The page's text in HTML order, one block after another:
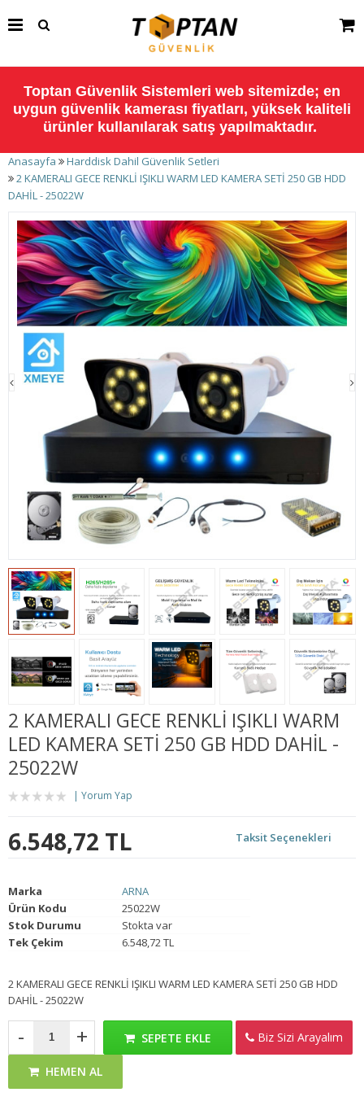
Toptan Güvenlik Sistemleri web sitemizde; en
uygun güvenlik kamerası fiyatları, yüksek kaliteli
ürünler kullanılarak satış yapılmaktadır.
Anasayfa
Harddisk Dahil Güvenlik Setleri
2 KAMERALI GECE RENKLİ IŞIKLI WARM LED KAMERA SETİ 250 GB HDD
DAHİL - 25022W
2 KAMERALI GECE RENKLİ IŞIKLI WARM
LED KAMERA SETİ 250 GB HDD DAHİL -
25022W
Yorum Yap
6.548,72 TL Taksit Seçenekleri
Marka
ARNA
Ürün Kodu
25022W
Stok Durumu
Stokta var
Tek Çekim
6.548,72 TL
2 KAMERALI GECE RENKLİ IŞIKLI WARM LED KAMERA SETİ 250 GB HDD
DAHİL - 25022W
- + SEPETE EKLE
HEMEN AL
Biz Sizi Arayalım